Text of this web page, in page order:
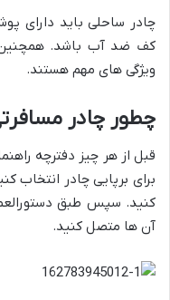
کف ضد آب باشد. همچنین
ویژگی های مهم هستند.
چطور چادر
قبل از هر چیز دفترچه
برای برپایی چادر انتخاب
کنید. سپس طبق
آن ها متصل کنید.